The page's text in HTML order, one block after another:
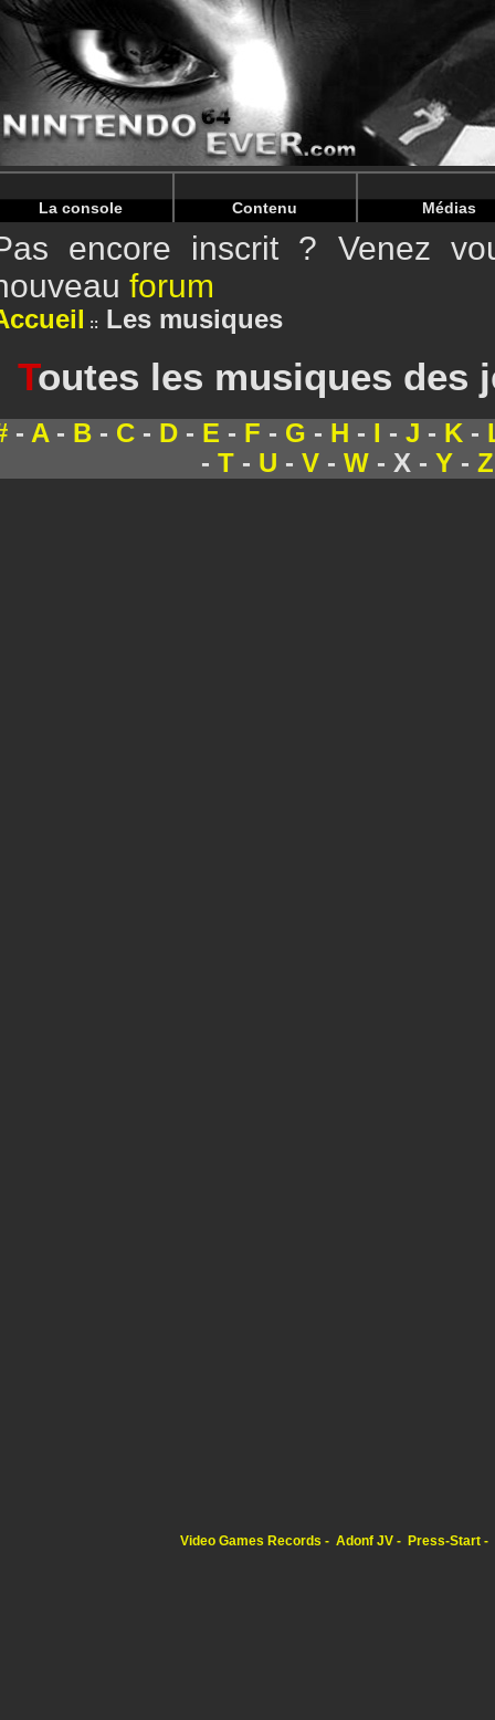
Warning: Undefined array key "HTTP_REFERER" in /
Warning: Undefined array key "HTTP_REFERER" in /
La console Contenu Médias
encore inscrit ? Venez
forum
Les musiques
Toutes les musiques des
- A- B- C- D- E - F - G - H - - J - K-
- T- U - V- W- X - Y- Z
Video Games Records Adonf JV Press-Start